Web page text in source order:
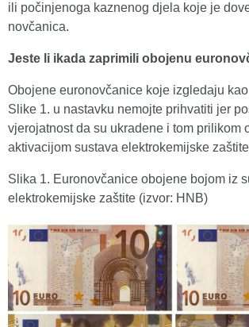
ili počinjenoga kaznenog djela koje je
novčanica.
Jeste li ikada zaprimili obojenu
Obojene euronovčanice koje izgledaju
Slike 1. u nastavku nemojte prihvatiti jer
vjerojatnost da su ukradene i tom prilikom
aktivacijom sustava elektrokemijske
Slika 1. Euronovčanice obojene bojom iz
elektrokemijske zaštite (izvor: HNB)